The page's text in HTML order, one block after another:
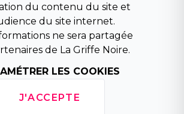
de vente
du contenu du site et
du site internet.
ne sera partagée
de La Griffe Noire.
LES COOKIES
J'ACCEPTE